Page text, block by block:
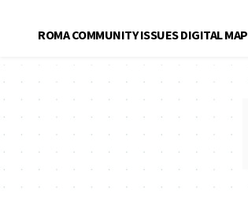
ROMA COMMUNITY ISSUES DIGITAL MAP